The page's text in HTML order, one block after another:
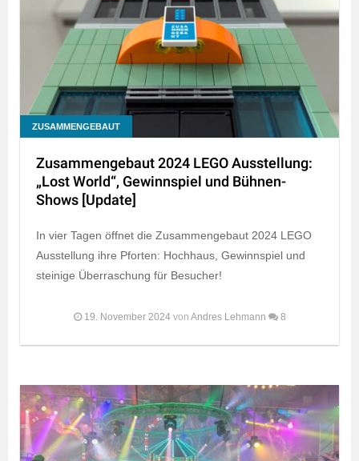
ZUSAMMENGEBAUT
Zusammengebaut 2024 LEGO Ausstellung:
„Lost World“, Gewinnspiel und Bühnen-
Shows [Update]
In vier Tagen öffnet die Zusammengebaut 2024 LEGO
Ausstellung ihre Pforten: Hochhaus, Gewinnspiel und
steinige Überraschung für Besucher!
19. November 2024 von Andres Lehmann 8